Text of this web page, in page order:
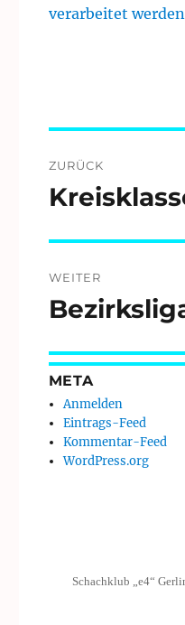
verarbeitet
ZURÜCK
Vorheriger
WEITER
Nächster
META
Anmelden
Eintrags-Feed
Kommentar-Feed
WordPress.org
Schachklub „e4“